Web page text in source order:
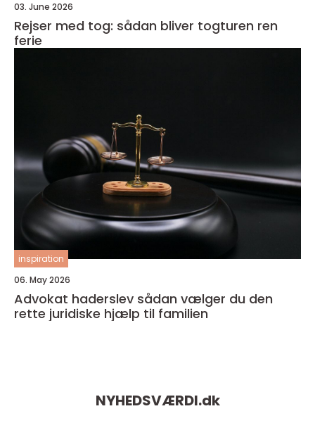
03. June 2026
Rejser med tog: sådan bliver togturen ren
ferie
inspiration
06. May 2026
Advokat haderslev sådan vælger du den
rette juridiske hjælp til familien
NYHEDSVÆRDI.dk